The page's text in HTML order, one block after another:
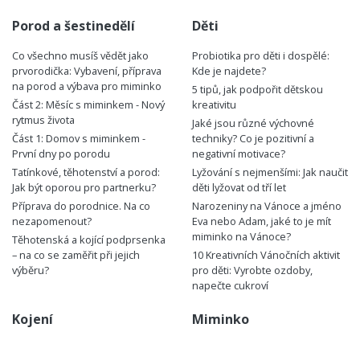
Porod a šestinedělí
Co všechno musíš vědět jako
prvorodička: Vybavení, příprava
na porod a výbava pro miminko
Část 2: Měsíc s miminkem - Nový
rytmus života
Část 1: Domov s miminkem -
První dny po porodu
Tatínkové, těhotenství a porod:
Jak být oporou pro partnerku?
Příprava do porodnice. Na co
nezapomenout?
Těhotenská a kojící podprsenka
– na co se zaměřit při jejich
výběru?
Děti
Probiotika pro děti i dospělé:
Kde je najdete?
5 tipů, jak podpořit dětskou
kreativitu
Jaké jsou různé výchovné
techniky? Co je pozitivní a
negativní motivace?
Lyžování s nejmenšími: Jak naučit
děti lyžovat od tří let
Narozeniny na Vánoce a jméno
Eva nebo Adam, jaké to je mít
miminko na Vánoce?
10 Kreativních Vánočních aktivit
pro děti: Vyrobte ozdoby,
napečte cukroví
Kojení Miminko